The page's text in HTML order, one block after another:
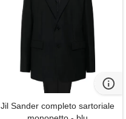
Jil Sander completo sartoriale